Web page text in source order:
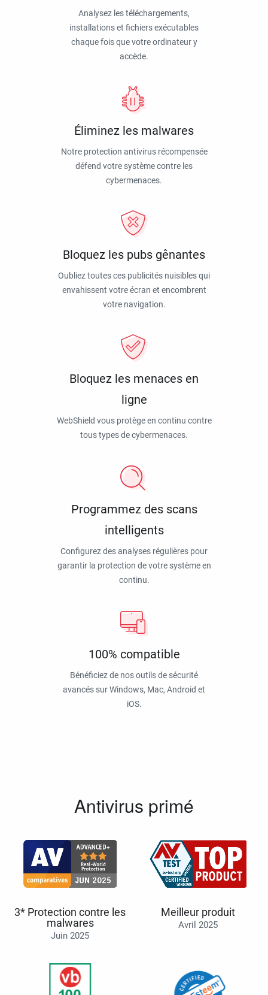
Analysez les téléchargements,
installations et fichiers exécutables
chaque fois que votre ordinateur y
accède.
Éliminez les malwares
Notre protection antivirus récompensée
défend votre système contre les
cybermenaces.
Bloquez les pubs gênantes
Oubliez toutes ces publicités nuisibles qui
envahissent votre écran et encombrent
votre navigation.
Bloquez les menaces en
ligne
WebShield vous protège en continu contre
tous types de cybermenaces.
Programmez des scans
intelligents
Configurez des analyses régulières pour
garantir la protection de votre système en
continu.
100% compatible
Bénéficiez de nos outils de sécurité
avancés sur Windows, Mac, Android et
iOS.
Antivirus primé
3* Protection contre les
malwares
Juin 2025
Meilleur produit
Avril 2025